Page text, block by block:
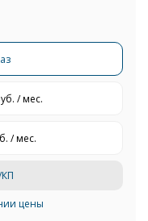
/ мес.
/ мес.
цены